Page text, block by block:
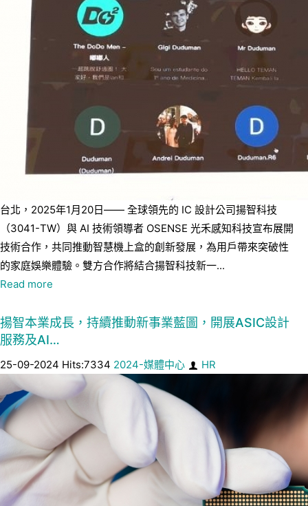
台北，2025年1月20日—— 全球領先的 IC 設計公司揚智科技
（3041-TW）與 AI 技術領導者 OSENSE 光禾感知科技宣布展開
技術合作，共同推動智慧機上盒的創新發展，為用戶帶來突破性
的家庭娛樂體驗。雙方合作將結合揚智科技新一...
Read more
揚智本業成長，持續推動新事業藍圖，開展ASIC設計
服務及AI…
25-09-2024 Hits:7334 2024-媒體中心 HR